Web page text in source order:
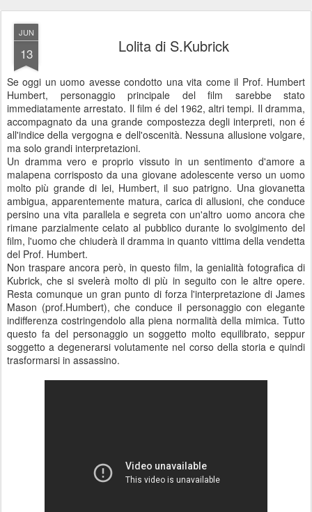
JUN
13 Lolita di S.Kubrick
Se oggi un uomo avesse condotto una vita come il Prof. Humbert
Humbert, personaggio principale del film sarebbe stato
immediatamente arrestato. Il film é del 1962, altri tempi. Il dramma,
accompagnato da una grande compostezza degli interpreti, non é
all'indice della vergogna e dell'oscenità. Nessuna allusione volgare,
ma solo grandi interpretazioni.
Un dramma vero e proprio vissuto in un sentimento d'amore a
malapena corrisposto da una giovane adolescente verso un uomo
molto più grande di lei, Humbert, il suo patrigno. Una giovanetta
ambigua, apparentemente matura, carica di allusioni, che conduce
persino una vita parallela e segreta con un'altro uomo ancora che
rimane parzialmente celato al pubblico durante lo svolgimento del
film, l'uomo che chiuderà il dramma in quanto vittima della vendetta
del Prof. Humbert.
Non traspare ancora però, in questo film, la genialità fotografica di
Kubrick, che si svelerà molto di più in seguito con le altre opere.
Resta comunque un gran punto di forza l'interpretazione di James
Mason (prof.Humbert), che conduce il personaggio con elegante
indifferenza costringendolo alla piena normalità della mimica. Tutto
questo fa del personaggio un soggetto molto equilibrato, seppur
soggetto a degenerarsi volutamente nel corso della storia e quindi
trasformarsi in assassino.